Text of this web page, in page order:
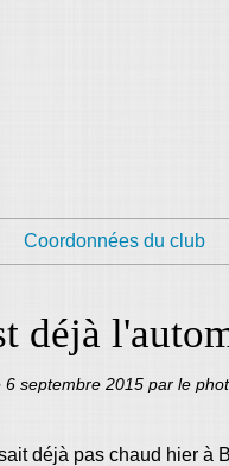
Coordonnées du club
déjà
6 septembre 2015 par le
déjà pas chaud hier à